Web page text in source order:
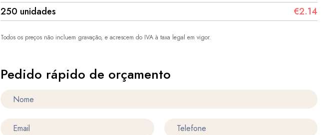
250 unidades
€2.14
Todos os preços não incluem gravação, e acrescem do IVA à taxa legal em vigor.
Pedido rápido de orçamento